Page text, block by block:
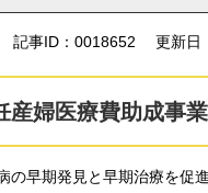
記事ID：0018652 更新日
産婦医療費助成事
の早期発見と早期治療を促